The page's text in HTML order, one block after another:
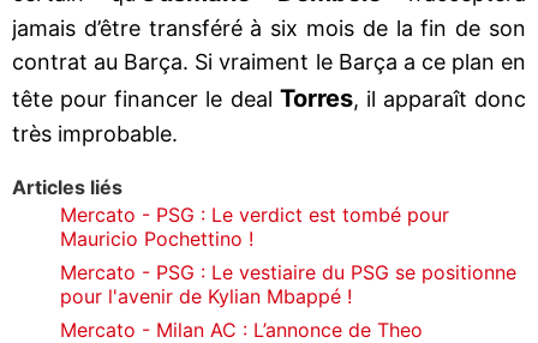
jamais d’être transféré à six mois de la fin de son
contrat au Barça. Si vraiment le Barça a ce plan en
tête pour financer le deal Torres, il apparaît donc
très improbable.
Articles liés
Mercato - PSG : Le verdict est tombé pour
Mauricio Pochettino !
Mercato - PSG : Le vestiaire du PSG se positionne
pour l'avenir de Kylian Mbappé !
Mercato - Milan AC : L’annonce de Theo